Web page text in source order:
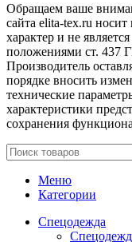
Обращаем ваше
сайта elita-tex.ru
характер и не
положениями ст. 437
Производитель
порядке вносить
технические
характеристики
сохранения
Меню
Категории
Спецодежда